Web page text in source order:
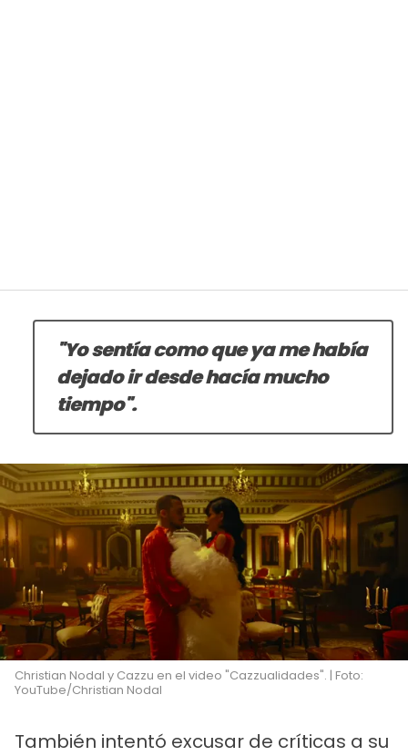
"Yo sentía como que ya me había
dejado ir desde hacía mucho
tiempo".
Christian Nodal y Cazzu en el video "Cazzualidades". | Foto:
YouTube/Christian Nodal
También intentó excusar de críticas a su